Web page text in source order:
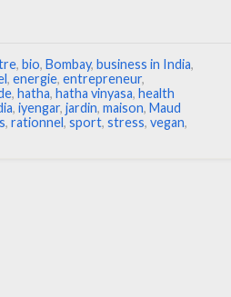
, bio, Bombay, business in India,
, energie, entrepreneur,
, hatha, hatha vinyasa, health
, iyengar, jardin, maison, Maud
, rationnel, sport, stress, vegan,